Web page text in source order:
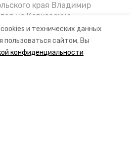
и технических данных
пользоваться сайтом, Вы
конфиденциальности
края Владимир
на Кавказские
проинспектировать
в Кисловодске и
предложения о
притяжения для местных
в материале «Победы26».